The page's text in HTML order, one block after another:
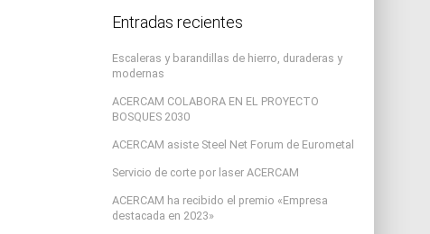
Entradas recientes
Escaleras y barandillas de hierro, duraderas y
modernas
ACERCAM COLABORA EN EL PROYECTO
BOSQUES 2030
ACERCAM asiste Steel Net Forum de Eurometal
Servicio de corte por laser ACERCAM
ACERCAM ha recibido el premio «Empresa
destacada en 2023»